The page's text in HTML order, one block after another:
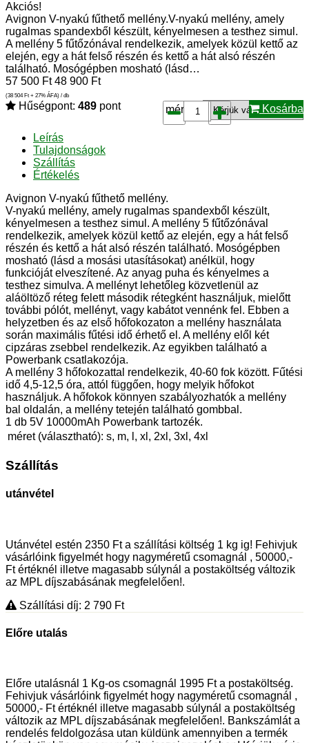
Akciós!
Avignon V-nyakú fűthető mellény.V-nyakú mellény, amely
rugalmas spandexből készült, kényelmesen a testhez simul.
A mellény 5 fűtőzónával rendelkezik, amelyek közül kettő az
elején, egy a hát felső részén és kettő a hát alsó részén
található. Mosógépben mosható (lásd…
57 500 Ft 48 900 Ft
(38 504 Ft + 27% ÁFA) / db
Hűségpont: 489 pont méret*: Kosárba
Leírás
Tulajdonságok
Szállítás
Értékelés
Avignon V-nyakú fűthető mellény.
V-nyakú mellény, amely rugalmas spandexből készült,
kényelmesen a testhez simul. A mellény 5 fűtőzónával
rendelkezik, amelyek közül kettő az elején, egy a hát felső
részén és kettő a hát alsó részén található. Mosógépben
mosható (lásd a mosási utasításokat) anélkül, hogy
funkcióját elveszítené. Az anyag puha és kényelmes a
testhez simulva. A mellényt lehetőleg közvetlenül az
aláöltöző réteg felett második rétegként használjuk, mielőtt
további pólót, mellényt, vagy kabátot vennénk fel. Ebben a
helyzetben és az első hőfokozaton a mellény használata
során maximális fűtési idő érhető el. A mellény elől két
cipzáras zsebbel rendelkezik. Az egyikben található a
Powerbank csatlakozója.
A mellény 3 hőfokozattal rendelkezik, 40-60 fok között. Fűtési
idő 4,5-12,5 óra, attól függően, hogy melyik hőfokot
használjuk. A hőfokok könnyen szabályozhatók a mellény
bal oldalán, a mellény tetején található gombbal.
1 db 5V 10000mAh Powerbank tartozék.
méret (választható): s, m, l, xl, 2xl, 3xl, 4xl
Szállítás
utánvétel
Utánvétel estén 2350 Ft a szállítási költség 1 kg ig! Fehivjuk
vásárlóink figyelmét hogy nagyméretű csomagnál , 50000,-
Ft értéknél illetve magasabb súlynál a postaköltség változik
az MPL díjszabásának megfelelően!.
Szállítási díj: 2 790 Ft
Előre utalás
Előre utalásnál 1 Kg-os csomagnál 1995 Ft a postaköltség.
Fehivjuk vásárlóink figyelmét hogy nagyméretű csomagnál ,
50000,- Ft értéknél illetve magasabb súlynál a postaköltség
változik az MPL díjszabásának megfelelően!. Bankszámlát a
rendelés feldolgozása utan küldünk amennyiben a termék